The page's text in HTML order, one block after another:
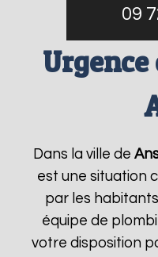
09
Dans la ville de
est une situation
par les
équipe de
votre disposition